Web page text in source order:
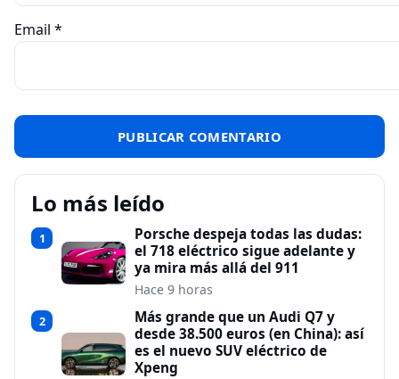
Email *
Lo más leído
1
Porsche despeja todas las dudas:
el 718 eléctrico sigue adelante y
ya mira más allá del 911
Hace 9 horas
2
Más grande que un Audi Q7 y
desde 38.500 euros (en China): así
es el nuevo SUV eléctrico de
Xpeng